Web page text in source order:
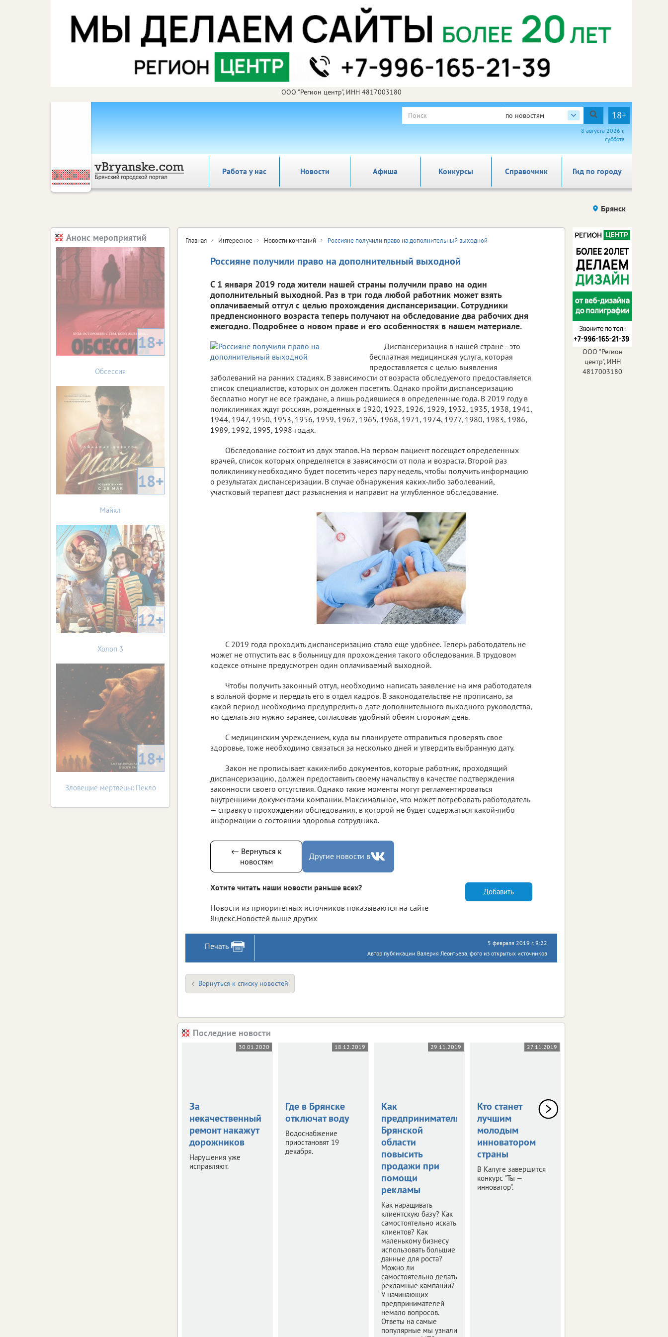
ООО "Регион центр", ИНН 4817003180
по новостям 18+
8 августа 2026 г.
суббота
Работа у нас Новости Афиша Справочник Гид по городу
Конкурсы
Брянск
Главная Интересное Новости компаний Россияне получили право на дополнительный выходной
Россияне получили право на дополнительный выходной
С 1 января 2019 года жители нашей страны получили право на один
дополнительный выходной. Раз в три года любой работник может взять
оплачиваемый отгул с целью прохождения диспансеризации. Сотрудники
предпенсионного возраста теперь получают на обследование два рабочих дня
ежегодно. Подробнее о новом праве и его особенностях в нашем материале.
Диспансеризация в нашей стране - это
бесплатная медицинская услуга, которая
предоставляется с целью выявления
заболеваний на ранних стадиях. В зависимости от возраста обследуемого предоставляется
список специалистов, которых он должен посетить. Однако пройти диспансеризацию
бесплатно могут не все граждане, а лишь родившиеся в определенные года. В 2019 году в
поликлиниках ждут россиян, рожденных в 1920, 1923, 1926, 1929, 1932, 1935, 1938, 1941,
1944, 1947, 1950, 1953, 1956, 1959, 1962, 1965, 1968, 1971, 1974, 1977, 1980, 1983, 1986,
1989, 1992, 1995, 1998 годах.
Обследование состоит из двух этапов. На первом пациент посещает определенных
врачей, список которых определяется в зависимости от пола и возраста. Второй раз
поликлинику необходимо будет посетить через пару недель, чтобы получить информацию
о результатах диспансеризации. В случае обнаружения каких-либо заболеваний,
участковый терапевт даст разъяснения и направит на углубленное обследование.
С 2019 года проходить диспансеризацию стало еще удобнее. Теперь работодатель не
может не отпустить вас в больницу для прохождения такого обследования. В трудовом
кодексе отныне предусмотрен один оплачиваемый выходной.
Чтобы получить законный отгул, необходимо написать заявление на имя работодателя
в вольной форме и передать его в отдел кадров. В законодательстве не прописано, за
какой период необходимо предупредить о дате дополнительного выходного руководства,
но сделать это нужно заранее, согласовав удобный обеим сторонам день.
С медицинским учреждением, куда вы планируете отправиться проверять свое
здоровье, тоже необходимо связаться за несколько дней и утвердить выбранную дату.
Закон не прописывает каких-либо документов, которые работник, проходящий
диспансеризацию, должен предоставить своему начальству в качестве подтверждения
законности своего отсутствия. Однако такие моменты могут регламентироваться
внутренними документами компании. Максимальное, что может потребовать работодатель
— справку о прохождении обследования, в которой не будет содержаться какой-либо
информации о состоянии здоровья сотрудника.
← Вернуться к
новостям
Другие новости в
Хотите читать наши новости раньше всех?
Новости из приоритетных источников показываются на сайте
Яндекс.Новостей выше других
Добавить
Печать
5 февраля 2019 г. 9:22
Автор публикации Валерия Леонтьева, фото из открытых источников
Вернуться к списку новостей
Последние новости
30.01.2020
За
некачественный
ремонт накажут
дорожников
Нарушения уже
исправляют.
18.12.2019
Где в Брянске
отключат воду
Водоснабжение
приостановят 19
декабря.
29.11.2019
Как
предпринимателям
Брянской
области
повысить
продажи при
помощи
рекламы
Как наращивать
клиентскую базу? Как
самостоятельно искать
клиентов? Как
маленькому бизнесу
использовать большие
данные для роста?
Можно ли
самостоятельно делать
рекламные кампании?
У начинающих
предпринимателей
немало вопросов.
Ответы на самые
популярные мы узнали
27.11.2019
Кто станет
лучшим
молодым
инноватором
страны
В Калуге завершится
конкурс "Ты —
инноватор".
Анонс мероприятий
18+
Обсессия
18+
Майкл
12+
Холоп 3
18+
Зловещие мертвецы: Пекло
ООО "Регион
центр", ИНН
4817003180